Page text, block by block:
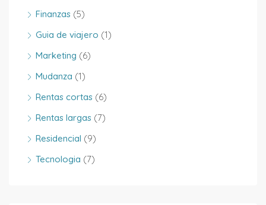
Finanzas (5)
Guia de viajero (1)
Marketing (6)
Mudanza (1)
Rentas cortas (6)
Rentas largas (7)
Residencial (9)
Tecnologia (7)